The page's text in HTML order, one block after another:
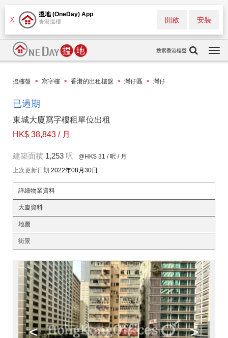
X
搵地 (OneDay) App
香港搵樓 安裝
開啟
搜索香港樓盤
搵樓盤 > 寫字樓 > 香港的出租樓盤 > 灣仔區 > 灣仔
已過期
東城大廈寫字樓租單位出租
HK$ 38,843 / 月
建築面積 1,253 呎 @HK$ 31 / 呎 / 月
上次更新日期 2022年08月30日
詳細物業資料
大廈資料
地圖
街景
< >